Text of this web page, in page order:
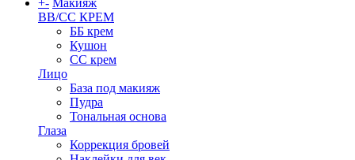
BB/CC КРЕМ
ББ крем
Кушон
СС крем
Лицо
База под макияж
Пудра
Тональная основа
Глаза
Коррекция бровей